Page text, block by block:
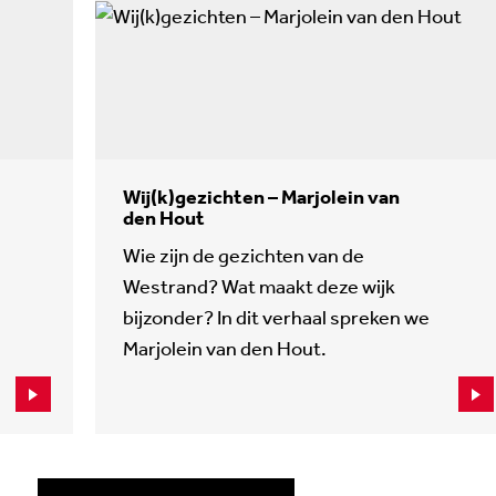
Wij(k)gezichten – Marjolein van
den Hout
Wie zijn de gezichten van de
Westrand? Wat maakt deze wijk
bijzonder? In dit verhaal spreken we
Marjolein van den Hout.